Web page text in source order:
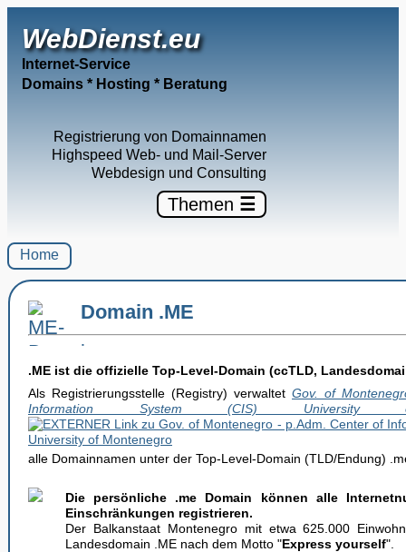
WebDienst.eu
Internet-Service
Domains * Hosting * Beratung
Registrierung von Domainnamen
Highspeed Web- und Mail-Server
Webdesign und Consulting
Themen ☰
Home
Domain .ME
.ME ist die offizielle Top-Level-Domain (ccTLD,
Als Registrierungsstelle (Registry) verwaltet Gov. of
Information System (CIS) University
alle Domainnamen unter der Top-Level-Domain (TLD/Endung)
Die persönliche .me Domain können alle
Einschränkungen registrieren.
Der Balkanstaat Montenegro mit etwa 625.000
Landesdomain .ME nach dem Motto "Express yourself".